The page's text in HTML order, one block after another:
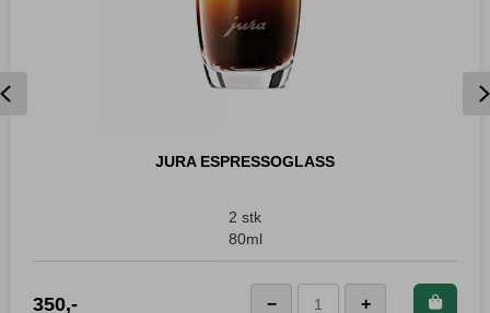
JURA ESPRESSOGLASS
2 stk
80ml
350,-
Kjøp dette produktet og
− +
LEGG I KURVEN
Previous